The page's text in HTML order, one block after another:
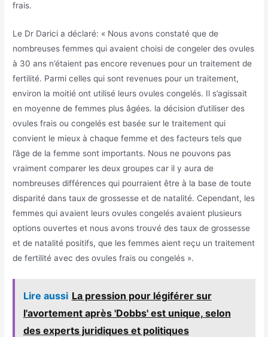
frais.
Le Dr Darici a déclaré: « Nous avons constaté que de
nombreuses femmes qui avaient choisi de congeler des ovules
à 30 ans n’étaient pas encore revenues pour un traitement de
fertilité. Parmi celles qui sont revenues pour un traitement,
environ la moitié ont utilisé leurs ovules congelés. Il s’agissait
en moyenne de femmes plus âgées. la décision d’utiliser des
ovules frais ou congelés est basée sur le traitement qui
convient le mieux à chaque femme et des facteurs tels que
l’âge de la femme sont importants. Nous ne pouvons pas
vraiment comparer les deux groupes car il y aura de
nombreuses différences qui pourraient être à la base de toute
disparité dans taux de grossesse et de natalité. Cependant, les
femmes qui avaient leurs ovules congelés avaient plusieurs
options ouvertes et nous avons trouvé des taux de grossesse
et de natalité positifs, que les femmes aient reçu un traitement
de fertilité avec des ovules frais ou congelés ».
Lire aussi La pression pour légiférer sur
l'avortement après 'Dobbs' est unique, selon
des experts juridiques et politiques